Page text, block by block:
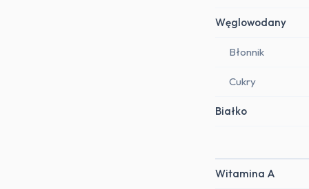
Węglowodany
Błonnik
Cukry
Białko
Witamina A